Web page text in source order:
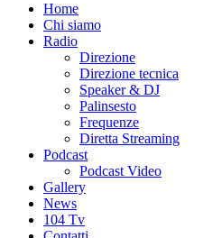
Radio 104
Like It !Home
Chi siamo
Radio
Direzione
Direzione tecnica
Speaker & DJ
Palinsesto
Frequenze
Diretta Streaming
Podcast
Podcast Video
Gallery
News
104 Tv